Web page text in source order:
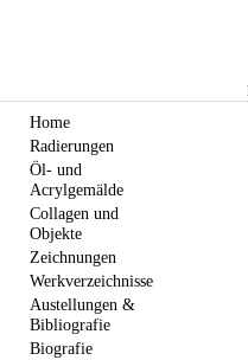
Home
Radierungen
Öl- und
Acrylgemälde
Collagen und
Objekte
Zeichnungen
Werkverzeichnisse
Austellungen &
Bibliografie
Biografie